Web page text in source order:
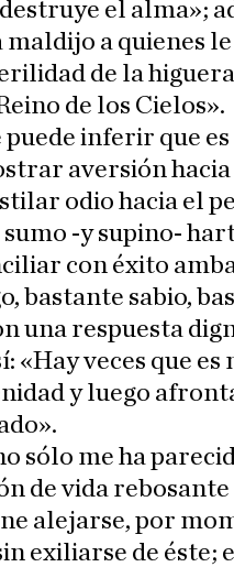
el alma»;
maldijo a quienes
de la
de los Cielos».
puede inferir que
aversión
odio hacia el
-y supino-
con éxito
bastante sabio,
una respuesta
«Hay veces que
y luego
sólo me ha
de vida
alejarse, por
exiliarse de éste;